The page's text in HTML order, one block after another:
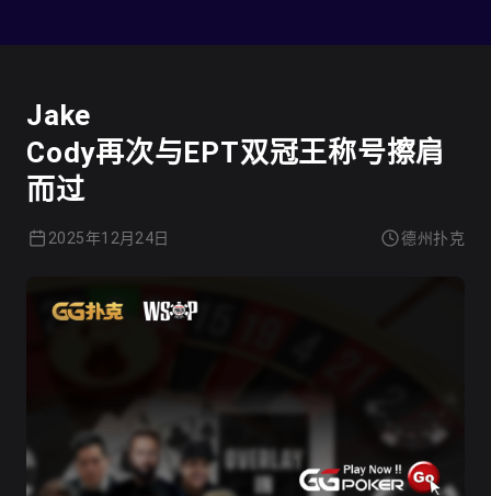
Jake
Cody再次与EPT双冠王称号擦肩
而过
2025年12月24日 德州扑克